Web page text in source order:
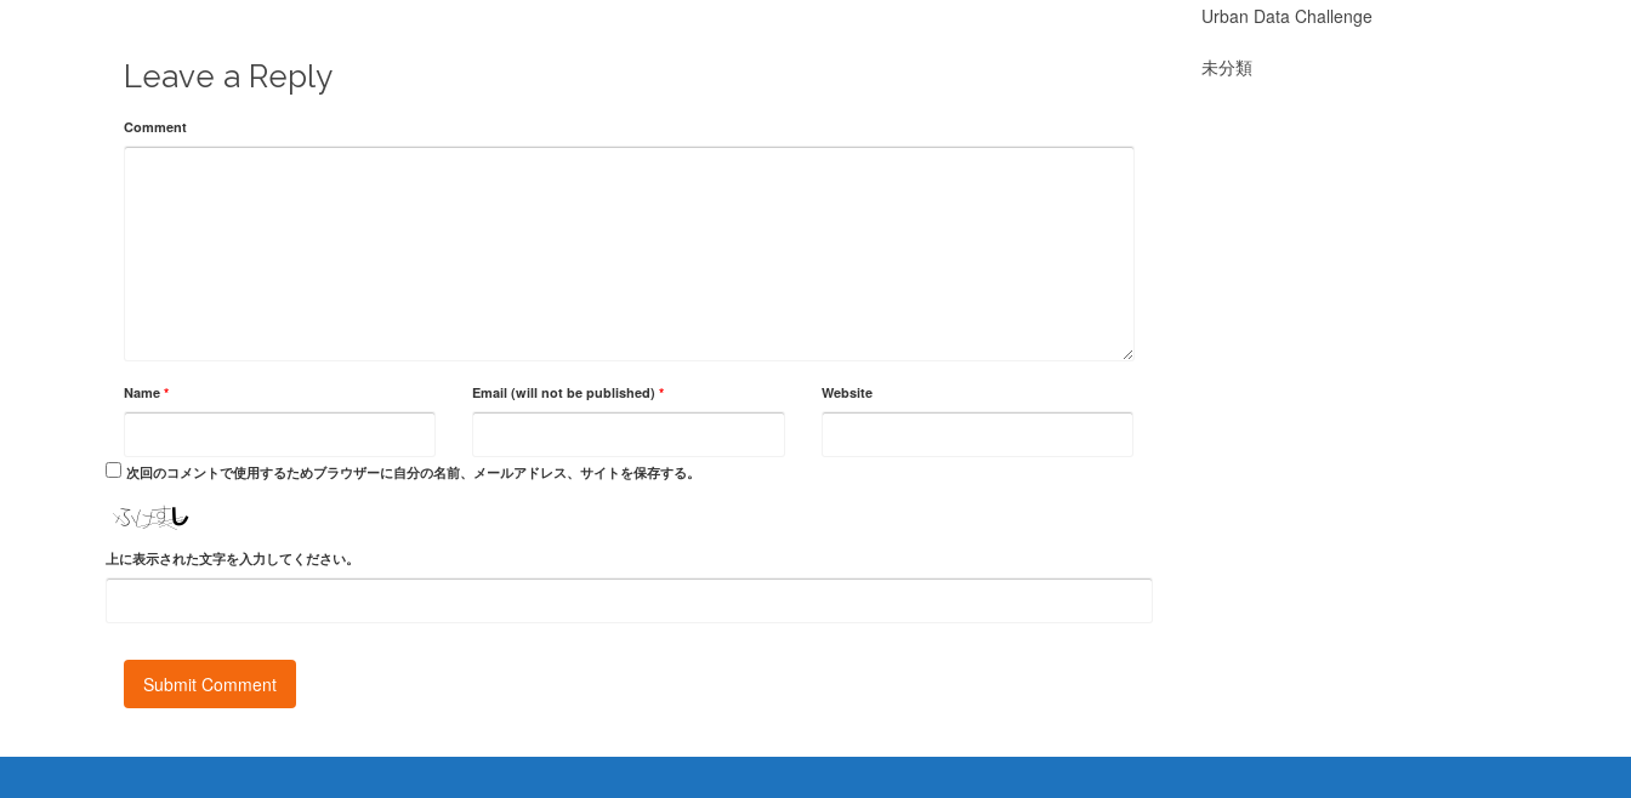
Leave a Reply
Comment
Name * Email (will not be published)* Website
次回のコメントで使用するためブラウザーに自分の名前、メールアドレス、サイトを保存する。
上に表示された文字を入力してください。
Urban Data Challenge
未分類